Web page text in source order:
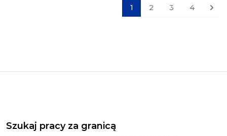
1
2 3 4
Szukaj pracy za granicą